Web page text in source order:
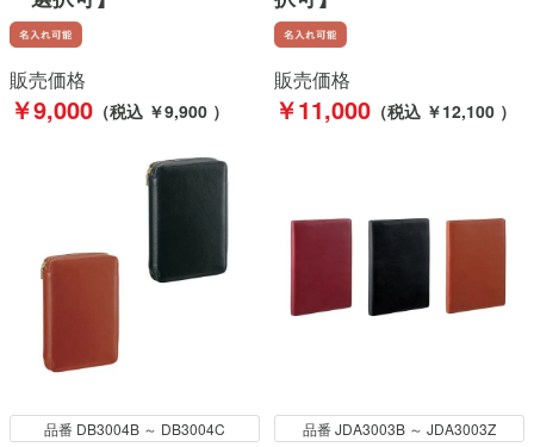
販売価格
￥9,000 （税込 ￥9,900 ）
販売価格
￥11,000 （税込 ￥12,100 ）
品番 DB3004B ～ DB3004C 品番 JDA3003B ～ JDA3003Z